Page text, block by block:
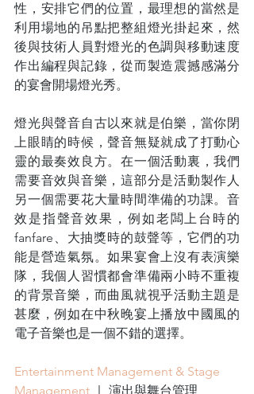
性，安排它們的位置，最理想的當然是
利用場地的吊點把整組燈光掛起來，然
後與技術人員對燈光的色調與移動速度
作出編程與記錄，從而製造震撼感滿分
的宴會開場燈光秀。
燈光與聲音自古以來就是伯樂，當你閉
上眼睛的時候，聲音無疑就成了打動心
靈的最奏效良方。在一個活動裏，我們
需要音效與音樂，這部分是活動製作人
另一個需要花大量時間準備的功課。音
效是指聲音效果，例如老闆上台時的
fanfare、大抽獎時的鼓聲等，它們的功
能是營造氣氛。如果宴會上沒有表演樂
隊，我個人習慣都會準備兩小時不重複
的背景音樂，而曲風就視乎活動主題是
甚麼，例如在中秋晚宴上播放中國風的
電子音樂也是一個不錯的選擇。
Entertainment Management & Stage
Management
｜ 演出與舞台管理